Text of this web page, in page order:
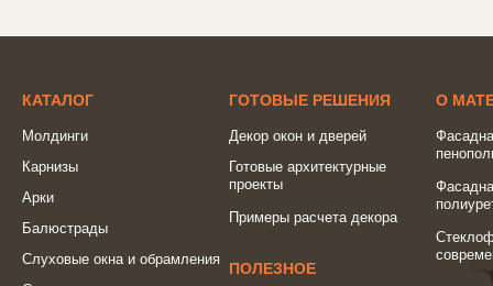
КАТАЛОГ
Молдинги
Карнизы
Арки
Балюстрады
Слуховые окна и обрамления
ГОТОВЫЕ РЕШЕНИЯ
Декор окон и дверей
Готовые архитектурные
проекты
Примеры расчета декора
ПОЛЕЗНОЕ
О